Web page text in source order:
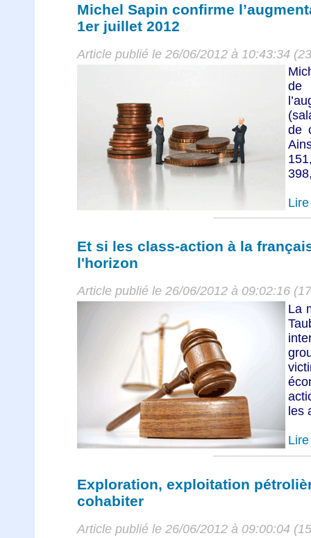
Michel Sapin confirme
1er juillet 2012
Article publié le 26/06/2012 à 10:43:34
de
Et si les class-action à la
l'horizon
Article publié le 26/06/2012 à 09:02:16
La
les
Exploration, exploitation
cohabiter
Article publié le 26/06/2012 à 09:00:04